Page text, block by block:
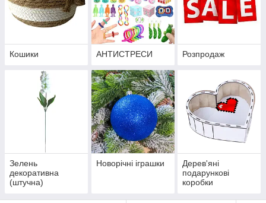
Кошики АНТИСТРЕСИ Розпродаж
Зелень
декоративна
(штучна)
Новорічні іграшки
Дерев'яні
подарункові
коробки